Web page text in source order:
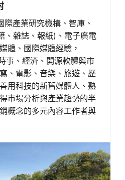
產業研究機構、智庫、
、雜誌、報紙)、電子廣電
體、國際媒體經驗，
事、經濟、開源軟體與市
、電影、音樂、旅遊、歷
用科技的新舊媒體人、熟
市場分析與產業趨勢的半
概念的多元內容工作者與